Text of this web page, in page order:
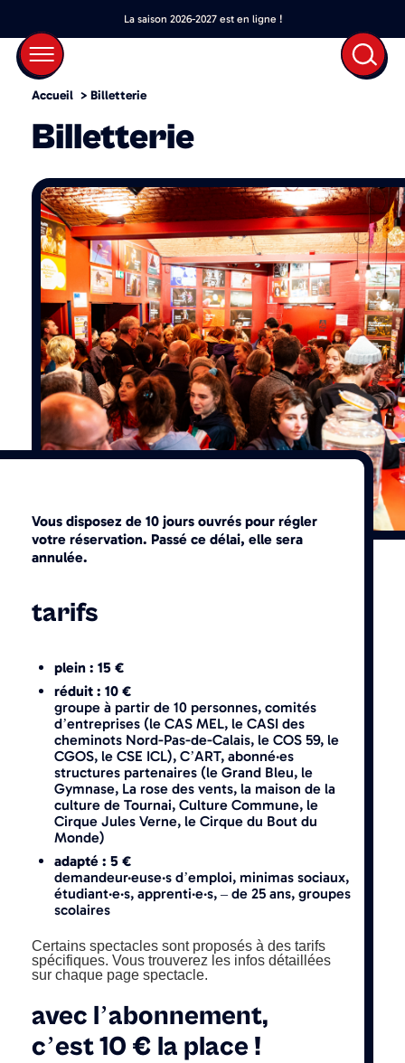
La saison 2026-2027 est en ligne !
Accueil > Billetterie
Billetterie
Vous disposez de 10 jours ouvrés pour régler
votre réservation. Passé ce délai, elle sera
annulée.
tarifs
plein : 15 €
réduit : 10 €
groupe à partir de 10 personnes, comités
d’entreprises (le CAS MEL, le CASI des
cheminots Nord-Pas-de-Calais, le COS 59, le
CGOS, le CSE ICL), C’ART, abonné·es
structures partenaires (le Grand Bleu, le
Gymnase, La rose des vents, la maison de la
culture de Tournai, Culture Commune, le
Cirque Jules Verne, le Cirque du Bout du
Monde)
adapté : 5 €
demandeur·euse·s d’emploi, minimas sociaux,
étudiant·e·s, apprenti·e·s, – de 25 ans, groupes
scolaires
Certains spectacles sont proposés à des tarifs
spécifiques. Vous trouverez les infos détaillées
sur chaque page spectacle.
avec l’abonnement,
c’est 10 € la place !